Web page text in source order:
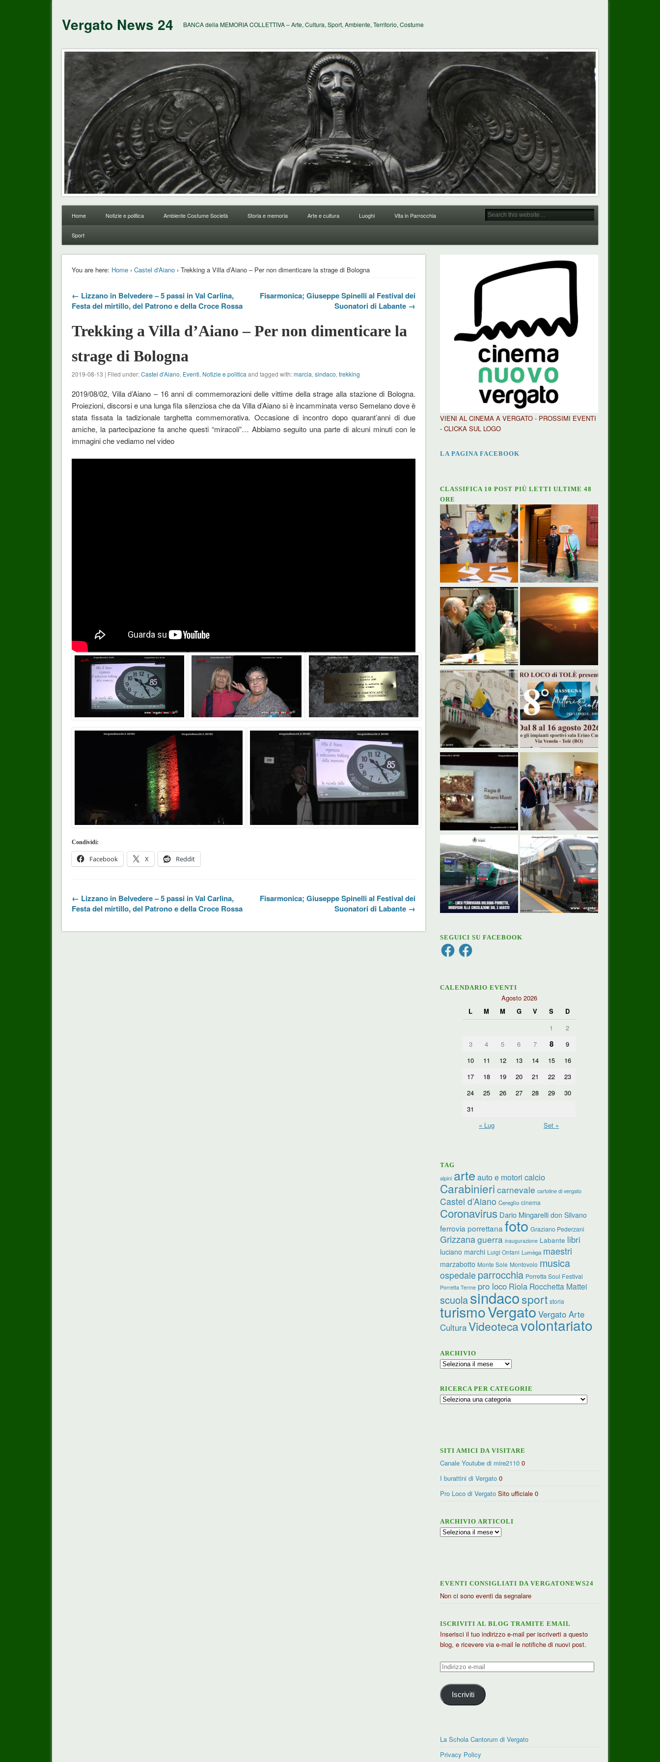
Vergato News 24 BANCA della MEMORIA COLLETTIVA – Arte, Cultura, Sport, Ambiente, Territorio, Costume
Home Notizie e politica Ambiente Costume Società Storia e memoria Arte e cultura Luoghi Vita in Parrocchia
Sport
You are here: Home› Castel d'Aiano› Trekking a Villa d’Aiano – Per non dimenticare la strage di Bologna
← Lizzano in Belvedere – 5 passi in Val Carlina,
Festa del mirtillo, del Patrono e della Croce Rossa
Fisarmonica; Giuseppe Spinelli al Festival dei
Suonatori di Labante →
Trekking a Villa d’Aiano – Per non dimenticare la
strage di Bologna
2019-08-13 | Filed under:Castel d'Aiano, Eventi, Notizie e politica and tagged with:marcia, sindaco, trekking
2019/08/02, Villa d’Aiano – 16 anni di commemorazioni delle vittime della strage alla stazione di Bologna.
Proiezioni, discorsi e una lunga fila silenziosa che da Villa d’Aiano si è incamminata verso Semelano dove è
stata fissata la tadizionale targhetta commemorativa. Occasione di incontro dopo quarant’anni di due
amiche, la partecipazione fa anche questi “miracoli”… Abbiamo seguito una parte di alcuni minuti con le
immagini che vediamo nel video
Condividi:
Facebook X Reddit
← Lizzano in Belvedere – 5 passi in Val Carlina,
Festa del mirtillo, del Patrono e della Croce Rossa
Fisarmonica; Giuseppe Spinelli al Festival dei
Suonatori di Labante →
VIENI AL CINEMA A VERGATO - PROSSIMI EVENTI
- CLICKA SUL LOGO
LA PAGINA FACEBOOK
CLASSIFICA 10 POST PIÙ LETTI ULTIME 48
ORE
SEGUICI SU FACEBOOK
FacebookFacebook
CALENDARIO EVENTI
Agosto 2026
L
M M G V S
D
1
2
3
4 5 6 7 8
9
10
11 12 13 14 15
16
17
18 19 20 21 22
23
24
25 26 27 28 29
30
31
« Lug
Set »
TAG
alpini arte auto e motori calcio
Carabinieri carnevale cartoline di vergato
Castel d’Aiano Cereglio cinema
Coronavirus Dario Mingarelli don Silvano
ferrovia porrettana foto Graziano Pederzani
Grizzanaguerra inaugurazione Labante libri
luciano marchi Luigi Ontani Lumèga maestri
marzabotto Monte Sole Montovolo musica
ospedale parrocchia Porretta Soul Festival
Porretta Terme pro loco Riola Rocchetta Mattei
scuolasindacosport storia
turismoVergato Vergato Arte
CulturaVideotecavolontariato
ARCHIVIO
Archivio
RICERCA PER CATEGORIE
Ricerca
SITI AMICI DA VISITARE
Canale Youtube di mire2110 0
I burattini di Vergato 0
Pro Loco di Vergato Sito ufficiale 0
ARCHIVIO ARTICOLI
Archivio
EVENTI CONSIGLIATI DA VERGATONEWS24
Non ci sono eventi da segnalare
ISCRIVITI AL BLOG TRAMITE EMAIL
Inserisci il tuo indirizzo e-mail per iscriverti a questo
blog, e ricevere via e-mail le notifiche di nuovi post.
Indirizzo
mail
Iscriviti
La Schola Cantorum di Vergato
Privacy Policy